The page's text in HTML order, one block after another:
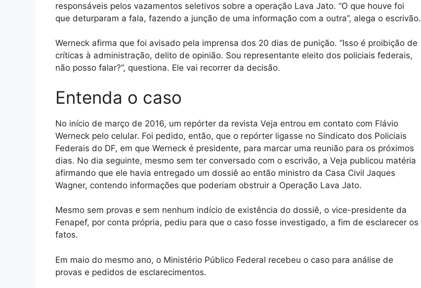
responsáveis pelos vazamentos seletivos sobre a operação Lava Jato. “O que houve foi
que deturparam a fala, fazendo a junção de uma informação com a outra”, alega o escrivão.
Werneck afirma que foi avisado pela imprensa dos 20 dias de punição. “Isso é proibição de
críticas à administração, delito de opinião. Sou representante eleito dos policiais federais,
não posso falar?”, questiona. Ele vai recorrer da decisão.
Entenda o caso
No início de março de 2016, um repórter da revista Veja entrou em contato com Flávio
Werneck pelo celular. Foi pedido, então, que o repórter ligasse no Sindicato dos Policiais
Federais do DF, em que Werneck é presidente, para marcar uma reunião para os próximos
dias. No dia seguinte, mesmo sem ter conversado com o escrivão, a Veja publicou matéria
afirmando que ele havia entregado um dossiê ao então ministro da Casa Civil Jaques
Wagner, contendo informações que poderiam obstruir a Operação Lava Jato.
Mesmo sem provas e sem nenhum indício de existência do dossiê, o vice-presidente da
Fenapef, por conta própria, pediu para que o caso fosse investigado, a fim de esclarecer os
fatos.
Em maio do mesmo ano, o Ministério Público Federal recebeu o caso para análise de
provas e pedidos de esclarecimentos.